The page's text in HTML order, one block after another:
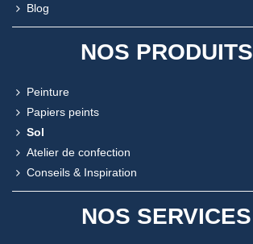
Blog
NOS PRODUITS
Peinture
Papiers peints
Sol
Atelier de confection
Conseils & Inspiration
NOS SERVICES